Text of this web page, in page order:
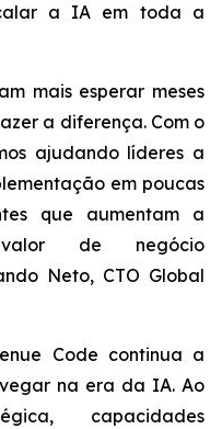
a IA em toda a
mais esperar meses
a diferença. Com o
ajudando líderes a
em poucas
que aumentam a
de negócio
Neto, CTO Global
Code continua a
na era da IA. Ao
capacidades